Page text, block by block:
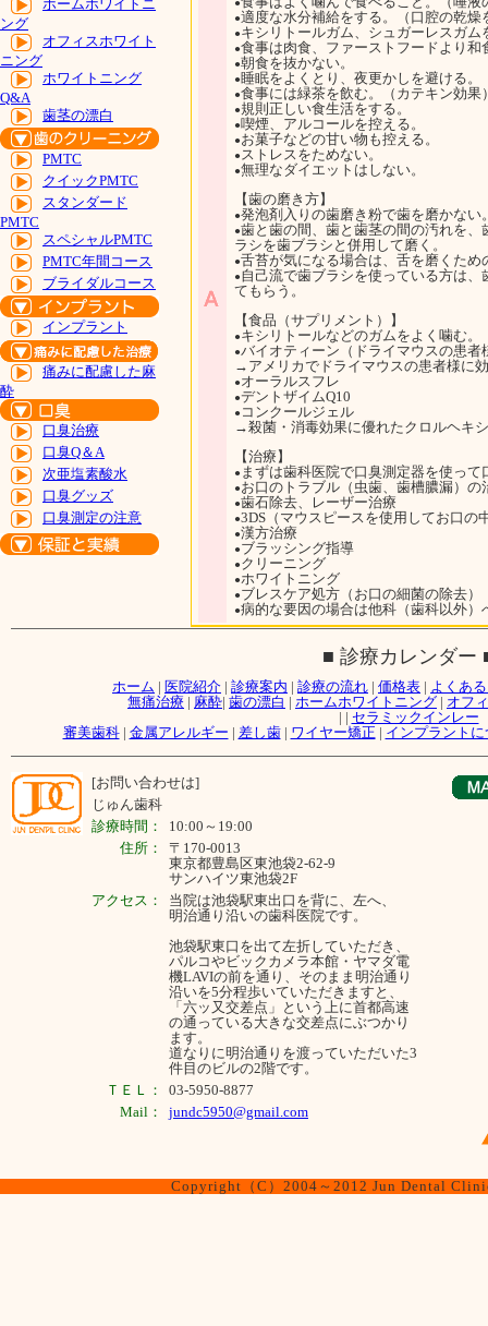
ホームホワイトニ
ング
オフィスホワイト
ニング
ホワイトニング
Q&A
歯茎の漂白
PMTC
クイックPMTC
スタンダード
PMTC
スペシャルPMTC
PMTC年間コース
ブライダルコース
インプラント
痛みに配慮した麻
酔
口臭治療
口臭Q＆A
次亜塩素酸水
口臭グッズ
口臭測定の注意
●
●適度な水分補給をする。（口腔の乾燥
●キシリトールガム、シュガーレスガ
●食事は肉食、ファーストフードより和
●朝食を抜かない。
●睡眠をよくとり、夜更かしを避ける。
●食事には緑茶を飲む。（カテキン効果
●規則正しい食生活をする。
●喫煙、アルコールを控える。
●お菓子などの甘い物も控える。
●ストレスをためない。
●無理なダイエットはしない。
【歯の磨き方】
●発泡剤入りの歯磨き粉で歯を磨かな
●歯と歯の間、歯と歯茎の間の汚れを
ラシを歯ブラシと併用して磨く。
●舌苔が気になる場合は、舌を磨くため
●自己流で歯ブラシを使っている方は
てもらう。
【食品（サプリメント）】
●キシリトールなどのガムをよく噛む。
●バイオティーン（ドライマウスの患者
→アメリカでドライマウスの患者様に
●オーラルスフレ
●デントザイムQ10
● コンクールジェル
→殺菌・消毒効果に優れたクロルヘキ
【治療】
● まずは歯科医院で口臭測定器を使っ
●お口のトラブル（虫歯、歯槽膿漏）の
●歯石除去、レーザー治療
●3DS（マウスピースを使用してお口の
●漢方治療
●ブラッシング指導
●クリーニング
●ホワイトニング
●ブレスケア処方（お口の細菌の除去）
●病的な要因の場合は他科（歯科以外）
■ 診療カレンダー
ホーム | 医院紹介 | 診療案内 | 診療の流れ | 価格表 | よくあ
無痛治療 | 麻酔| 歯の漂白 | ホームホワイトニング | オフ
| | セラミックインレー
審美歯科| 金属アレルギー | 差し歯| ワイヤー矯正 | インプラントに
[お問い合わせは]
じゅん歯科
診療時間：
10:00～19:00
住所：
〒170-0013
東京都豊島区東池袋2-62-9
サンハイツ東池袋2F
アクセス：
当院は池袋駅東出口を背に、左へ、
明治通り沿いの歯科医院です。
池袋駅東口を出て左折していただき、
パルコやビックカメラ本館・ヤマダ電
機LAVIの前を通り、そのまま明治通り
沿いを5分程歩いていただきますと、
「六ッ又交差点」という上に首都高速
の通っている大きな交差点にぶつかり
ます。
道なりに明治通りを渡っていただいた3
件目のビルの2階です。
ＴＥＬ：
03-5950-8877
Mail：
jundc5950@gmail.com
Copyright（C）2004～2012 Jun Dental